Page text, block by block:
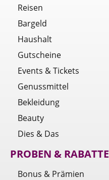
Reisen
Bargeld
Haushalt
Gutscheine
Events & Tickets
Genussmittel
Bekleidung
Beauty
Dies & Das
PROBEN & RABATTE
Bonus & Prämien